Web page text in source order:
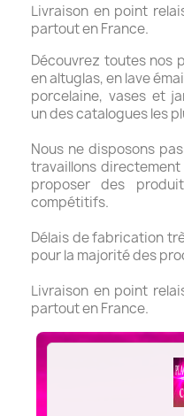
Livraison en point
partout en France.
Découvrez toutes nos
en altuglas, en lave
porcelaine, vases et
un des catalogues les
Nous ne disposons
travaillons
proposer des
compétitifs.
Délais de fabrication
pour la majorité des
Livraison en point
partout en France.